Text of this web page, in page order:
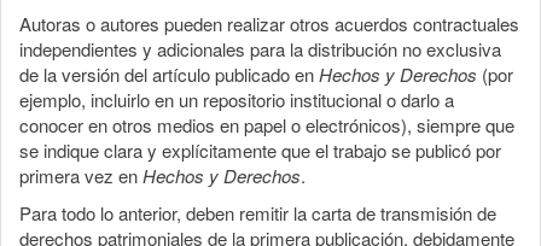
Autoras o autores pueden realizar otros acuerdos contractuales
independientes y adicionales para la distribución no exclusiva
de la versión del artículo publicado enHechos y Derechos (por
ejemplo, incluirlo en un repositorio institucional o darlo a
conocer en otros medios en papel o electrónicos), siempre que
se indique clara y explícitamente que el trabajo se publicó por
primera vez enHechos y Derechos.
Para todo lo anterior, deben remitir la carta de transmisión de
derechos patrimoniales de la primera publicación, debidamente